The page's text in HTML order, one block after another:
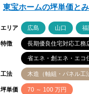
東宝ホームの坪単価と
エリア 広島 山口 福
特徴 長期優良住宅対応工務
省エネ・創エネ・エコ
工法 木造（軸組・パネル工
坪単価 70 ～ 100 万円